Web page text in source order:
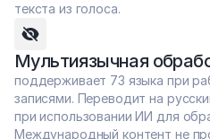
текста из голоса.
Мультиязычная
поддерживает 73 языка при
записями. Переводит на
при использовании ИИ для
Международный контент не